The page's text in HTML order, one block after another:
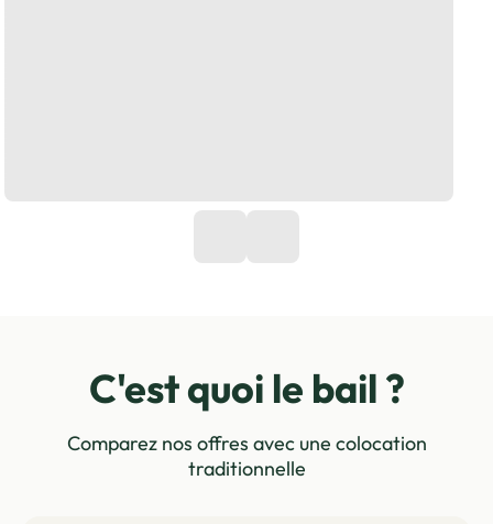
C'est quoi le bail ?
Comparez nos offres avec une colocation
traditionnelle